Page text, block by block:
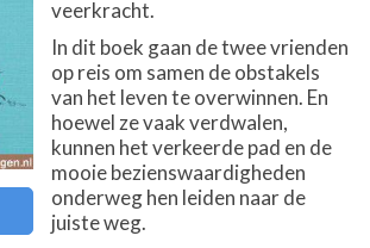
veerkracht.
In dit boek gaan de twee vrienden
op reis om samen de obstakels
van het leven te overwinnen. En
hoewel ze vaak verdwalen,
kunnen het verkeerde pad en de
mooie bezienswaardigheden
onderweg hen leiden naar de
juiste weg.